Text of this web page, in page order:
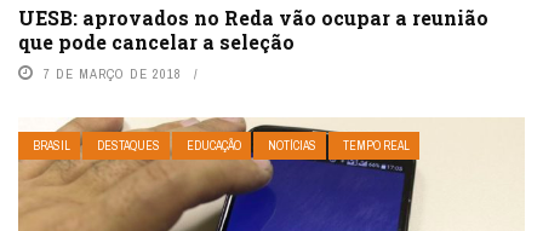
UESB: aprovados no Reda vão ocupar a reunião
que pode cancelar a seleção
7 DE MARÇO DE 2018
BRASIL DESTAQUES EDUCAÇÃO NOTÍCIAS TEMPO REAL